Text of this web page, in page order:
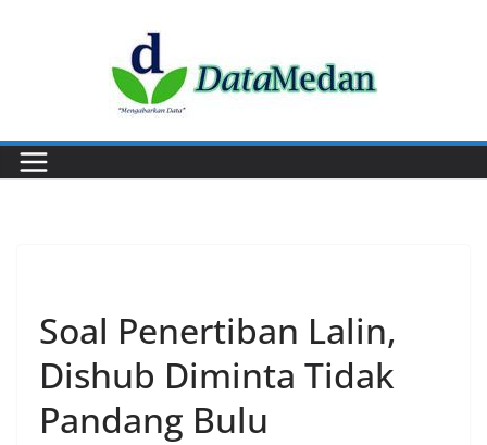
Soal Penertiban Lalin,
Dishub Diminta Tidak
Pandang Bulu